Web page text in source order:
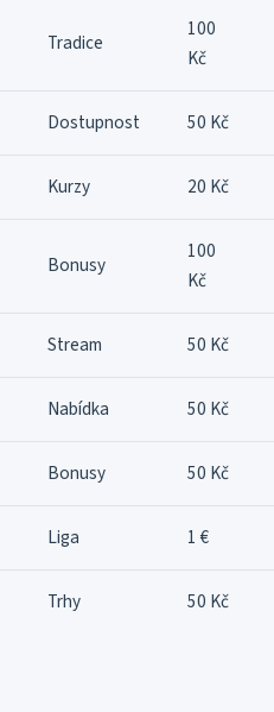
Tradice
100
Kč
Dostupnost 50 Kč
Kurzy 20 Kč
Bonusy
100
Kč
Stream 50 Kč
Nabídka 50 Kč
Bonusy 50 Kč
Liga 1 €
Trhy 50 Kč